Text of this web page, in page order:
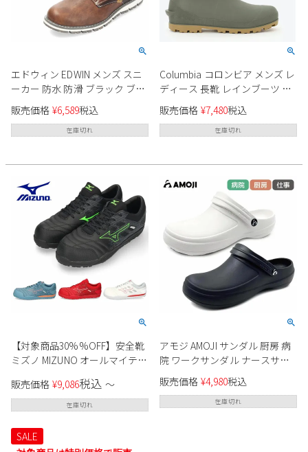
エドウィン EDWIN メンズ スニ
ーカー 防水 防滑 ブラック ブラ
ウン 黒 茶色 カジュアルシュー
ズ 幅広 靴 EDW-7980
販売価格 ¥6,589税込
在庫切れ
Columbia コロンビア メンズ レ
ディース 長靴 レインブーツ ラ
ディーリーフ ショート ツー
YU8771 010 397 アウトドア フェ
ス 防水 軽い 滑らない 雨 雪 キ
販売価格 ¥7,480税込
在庫切れ
【対象商品30%%OFF】安全靴
ミズノ MIZUNO オールマイティ
3E EEE メンズ ワーキングシュ
ーズ
販売価格 ¥9,086税込 〜
在庫切れ
SALE
アモジ AMOJI サンダル 厨房 病
院 ワークサンダル ナースサン
ダル メンズ レディース クロッ
グサンダル スリッパ サボ オフ
ィスシューズ 仕事履き ブラッ
販売価格 ¥4,980税込
在庫切れ